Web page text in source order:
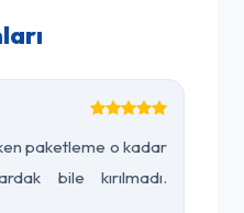
paketleme o kadar
bile kırılmadı.